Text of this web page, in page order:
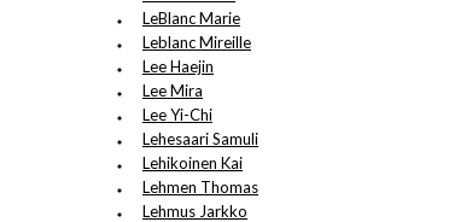
LeBlanc Marie
Leblanc Mireille
Lee Haejin
Lee Mira
Lee Yi-Chi
Lehesaari Samuli
Lehikoinen Kai
Lehmen Thomas
Lehmus Jarkko